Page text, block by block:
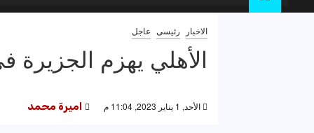
الاخبار رئيسى عاجل
الأهلي يهزم
الأحد, 1 يناير 2023, 11:04 م اميرة محمد